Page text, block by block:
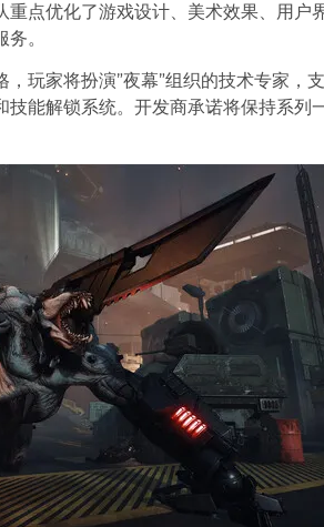
点优化了游戏设计、美术效果、用户
。
玩家将扮演”夜幕”组织的技术专家，
能解锁系统。开发商承诺将保持系列